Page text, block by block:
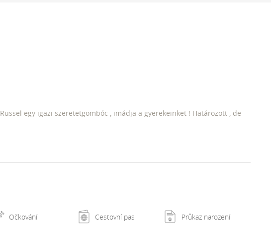
Russel egy igazi szeretetgombóc , imádja a gyerekeinket ! Határozott , de
Očkování Cestovní pas Průkaz narození